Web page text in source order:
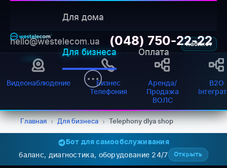
Для дома
Для бизнеса Оплата
Кабинет
hello@westelecom.ua (048) 750-22-22
Видеонаблюдение
Бизнес
Телефония
Аренда/
Продажа
ВОЛС
B2O
Главная › Для бизнеса › Telephony dlya shop
Бот для самообслуживания
баланс, диагностика, оборудование 24/7 Открыть